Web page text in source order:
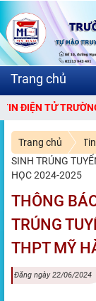
TRƯỜNG THPT
Trang chủ
SINH TRÚNG
HỌC 2024-2025
THÔNG
TRÚNG
THPT MỸ
Đăng ngày 22/06/2024